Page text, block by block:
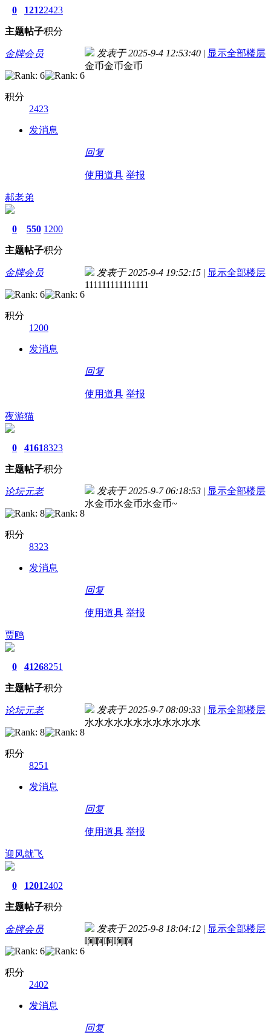
0
主题
1212
帖子
2423
积分
金牌会员
积分
2423
发消息
发表于 2025-9-4 12:53:40 | 显示全部楼层
金币金币金币
回复
使用道具 举报
郝老弟
0
主题
550
帖子
1200
积分
金牌会员
积分
1200
发消息
发表于 2025-9-4 19:52:15 | 显示全部楼层
111111111111111
回复
使用道具 举报
夜游猫
0
主题
4161
帖子
8323
积分
论坛元老
积分
8323
发消息
发表于 2025-9-7 06:18:53 | 显示全部楼层
水金币水金币水金币~
回复
使用道具 举报
贾鸥
0
主题
4126
帖子
8251
积分
论坛元老
积分
8251
发消息
发表于 2025-9-7 08:09:33 | 显示全部楼层
水水水水水水水水水水水水
回复
使用道具 举报
迎风就飞
0
主题
1201
帖子
2402
积分
金牌会员
积分
2402
发消息
发表于 2025-9-8 18:04:12 | 显示全部楼层
啊啊啊啊啊
回复